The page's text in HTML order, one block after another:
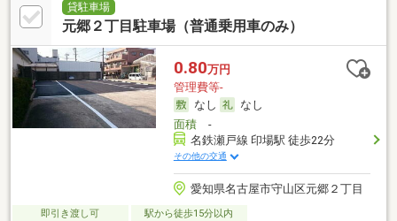
貸駐車場
元郷２丁目駐車場（普通乗用車のみ）
0.80万円
管理費等-
なし
なし
面積-
名鉄瀬戸線 印場駅 徒歩22分
その他の交通
愛知県名古屋市守山区元郷２丁目
即引き渡し可 駅から徒歩15分以内